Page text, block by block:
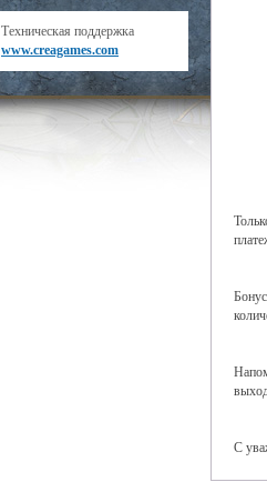
Техническая поддержка
www.creagames.com
С